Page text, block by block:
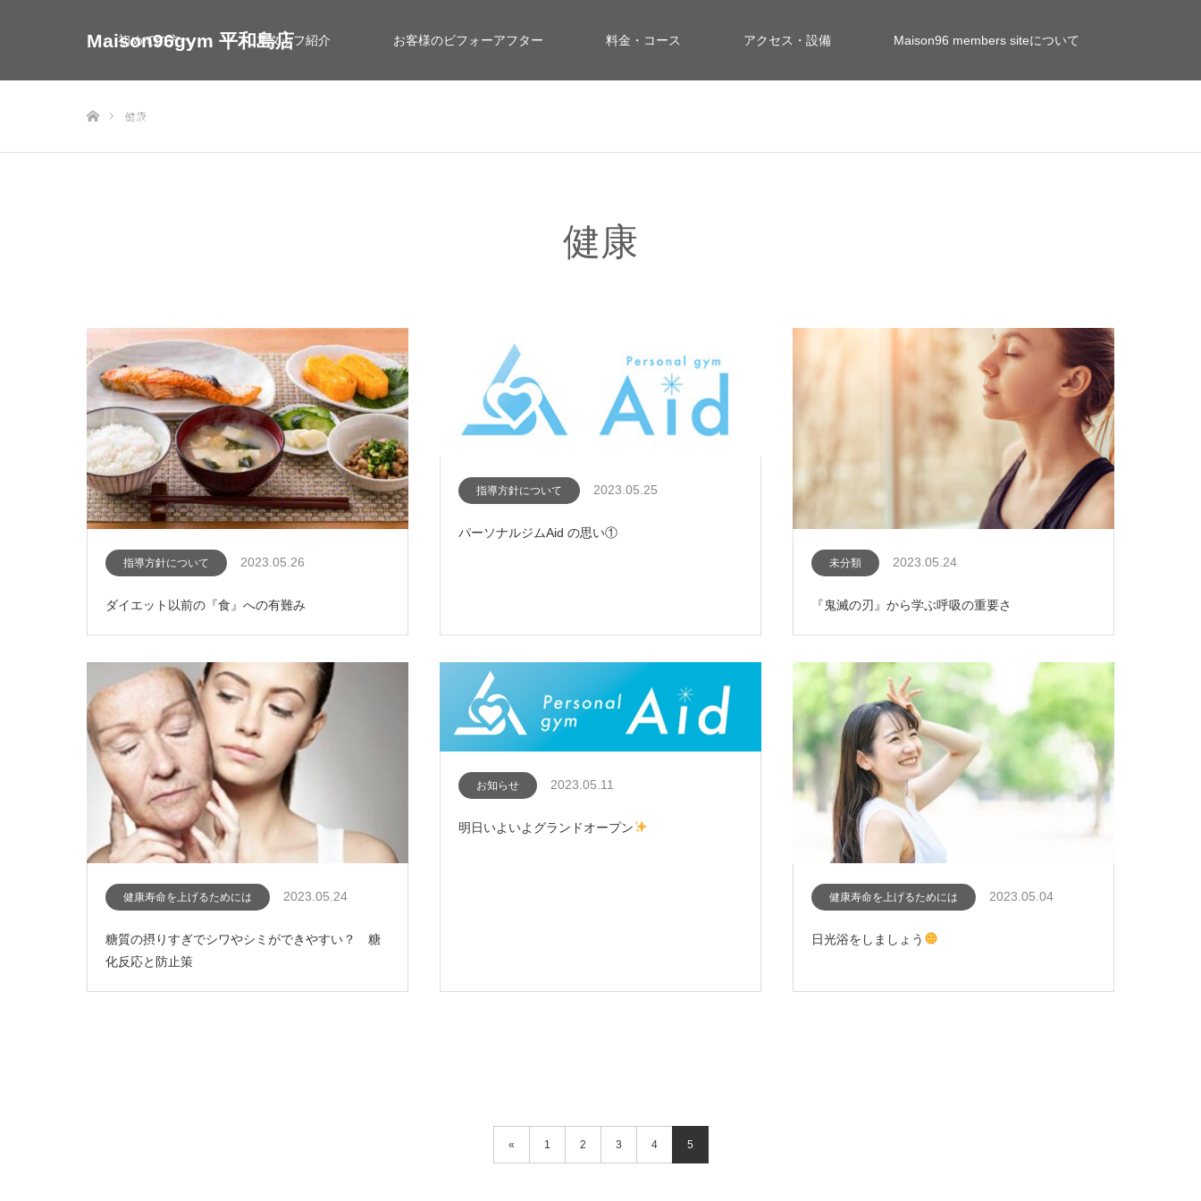
Maison96gym 平和島店
初めての方へ スタッフ紹介 お客様のビフォーアフター 料金・コース アクセス・設備 Maison96 members siteについて
お問い合わせ
健康
健康
指導方針について 2023.05.26
ダイエット以前の『食』への有難み
指導方針について 2023.05.25
パーソナルジムAid の思い①
未分類 2023.05.24
『鬼滅の刃』から学ぶ呼吸の重要さ
健康寿命を上げるためには 2023.05.24
糖質の摂りすぎでシワやシミができやすい？ 糖
化反応と防止策
お知らせ 2023.05.11
明日いよいよグランドオープン
健康寿命を上げるためには 2023.05.04
日光浴をしましょう
« 1 2 3 4 5